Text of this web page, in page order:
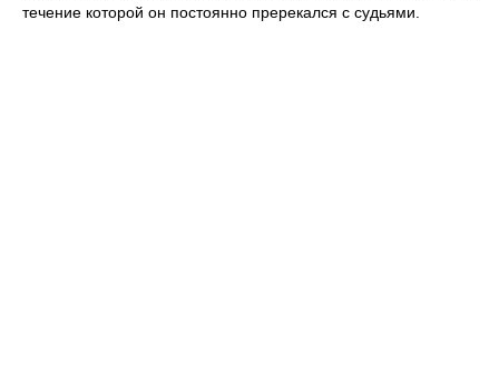
течение которой он постоянно пререкался с судьями.